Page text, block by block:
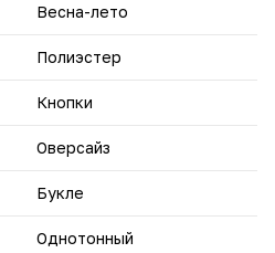
Весна-лето
Полиэстер
Кнопки
Оверсайз
Букле
Однотонный